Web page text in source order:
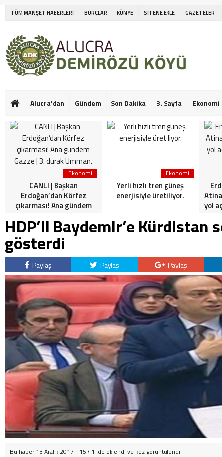
TÜM MANŞET HABERLERİ BURÇLAR KÜNYE SİTENE EKLE GAZETELER
Alucra’dan Gündem Son Dakika 3. Sayfa Ekonomi
Ekonomi
CANLI | Başkan
Erdoğan’dan Körfez
çıkarması! Ana gündem
Gazze | 3. durak Umman.
Ekonomi
Yerli hızlı tren güneş
enerjisiyle üretiliyor.
yol
HDP’li Baydemir’e Kürdistan
gösterdi
Paylaş Paylaş Paylaş
Bu haber 13 Aralık 2017 - 15:41 'de eklendi ve kez görüntülendi.